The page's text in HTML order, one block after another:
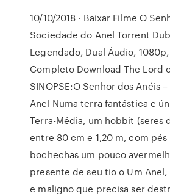
10/10/2018 · Baixar Filme O
Sociedade do Anel Torrent
Legendado, Dual Áudio, 1080p,
Completo Download The Lord
SINOPSE:O Senhor dos Anéis
Anel Numa terra fantástica e
Terra-Média, um hobbit (seres
entre 80 cm e 1,20 m, com pés
bochechas um pouco
presente de seu tio o Um
e maligno que precisa ser